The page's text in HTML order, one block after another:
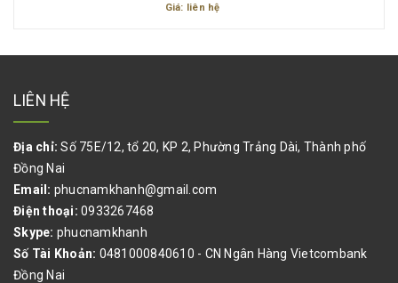
Giá: liên hệ
LIÊN HỆ
Địa chỉ: Số 75E/12, tổ 20, KP 2, Phường Trảng Dài, Thành phố
Đồng Nai
Email: phucnamkhanh@gmail.com
Điện thoại: 0933267468
Skype: phucnamkhanh
Số Tài Khoản: 0481000840610 - CN Ngân Hàng Vietcombank
Đồng Nai